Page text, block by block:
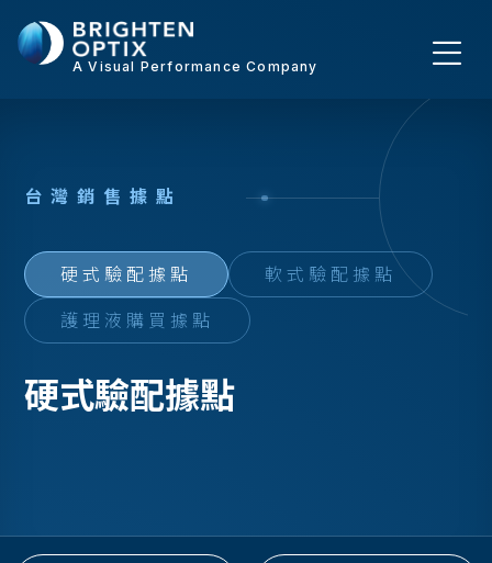
A Visual Performance Company
台灣銷 售據點
硬式驗配據點 軟式驗配據點
護理液購買據點
硬式驗配據點